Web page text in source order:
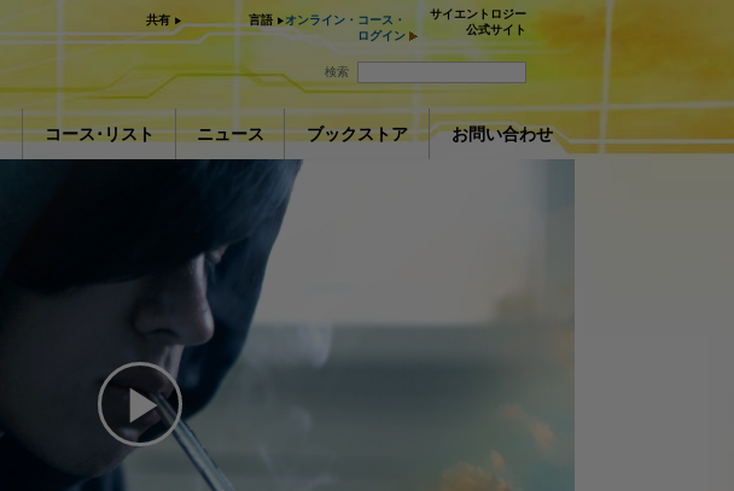
共有 言語
オンライン・コース・
ログイン
サイエントロジー
公式サイト
検索
コース･リスト
病気やけがのためのアシスト
抑圧の原因
うまくコミュニケーションを取る
ニュース ブックストア お問い合わせ
Play